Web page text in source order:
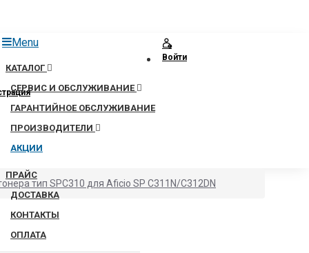
Menu
КАТАЛОГ
СЕРВИС И ОБСЛУЖИВАНИЕ
ГАРАНТИЙНОЕ ОБСЛУЖИВАНИЕ
ПРОИЗВОДИТЕЛИ
АКЦИИ
ПРАЙС
ДОСТАВКА
КОНТАКТЫ
ОПЛАТА
Войти
тип SPC310 для Aficio SP C311N/C312DN